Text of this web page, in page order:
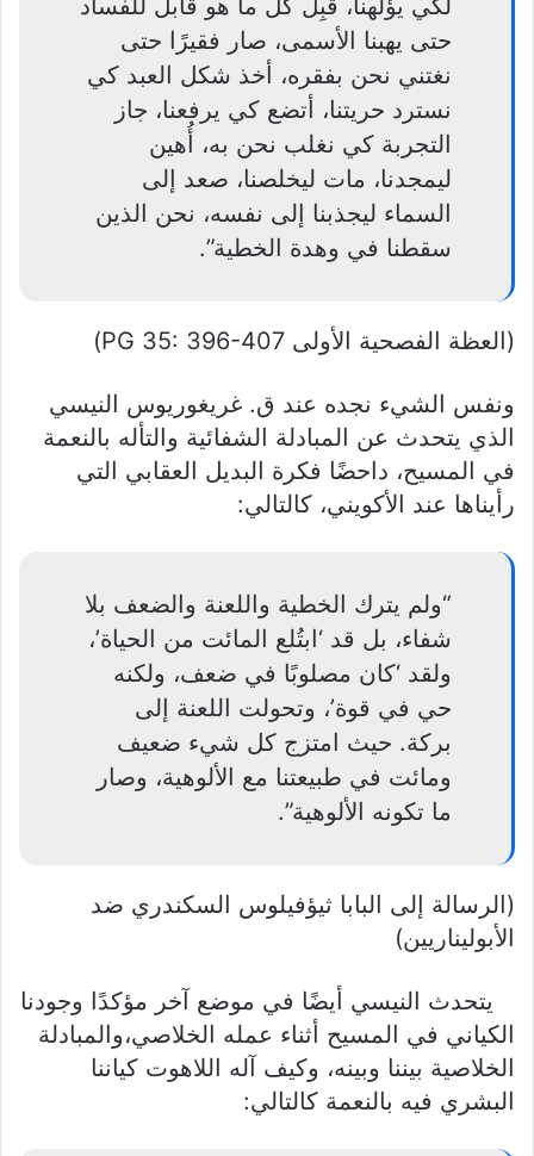
حتى يهبنا الأسمى، صار فقيرًا حتى
نغتني نحن بفقره، أخذ شكل العبد كي
نسترد حريتنا، أتضع كي يرفعنا، جاز
التجربة كي نغلب نحن به، أُهين
ليمجدنا، مات ليخلصنا، صعد إلى
السماء ليجذبنا إلى نفسه، نحن الذين
سقطنا في وهدة الخطية”.
(العظة الفصحية الأولى PG 35: 396-407)
ونفس الشيء نجده عند ق. غريغوريوس النيسي
الذي يتحدث عن المبادلة الشفائية والتأله بالنعمة
في المسيح، داحضًا فكرة البديل العقابي التي
رأيناها عند الأكويني، كالتالي:
“ولم يترك الخطية واللعنة والضعف بلا
شفاء، بل قد ‘ابتُلع المائت من الحياة’،
ولقد ‘كان مصلوبًا في ضعف، ولكنه
حي في قوة’، وتحولت اللعنة إلى
بركة. حيث امتزج كل شيء ضعيف
ومائت في طبيعتنا مع الألوهية، وصار
ما تكونه الألوهية”.
(الرسالة إلى البابا ثيؤفيلوس السكندري ضد
الأبوليناريين)
يتحدث النيسي أيضًا في موضع آخر مؤكدًا وجودنا
الكياني في المسيح أثناء عمله الخلاصي،والمبادلة
الخلاصية بيننا وبينه، وكيف آله اللاهوت كياننا
البشري فيه بالنعمة كالتالي: